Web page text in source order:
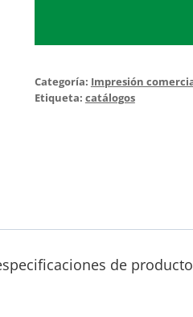
cantidad
Categoría: Impresión
Etiqueta: catálogos
de